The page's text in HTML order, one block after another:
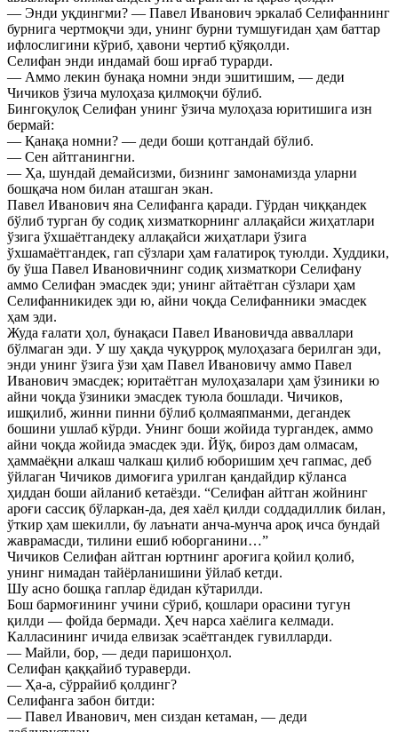
— Энди уқдингми? — Павел Иванович эркалаб Селифаннинг
бурнига чертмоқчи эди, унинг бурни тумшуғидан ҳам баттар
ифлослигини кўриб, ҳавони чертиб қўяқолди.
Селифан энди индамай бош ирғаб турарди.
— Аммо лекин бунақа номни энди эшитишим, — деди
Чичиков ўзича мулоҳаза қилмоқчи бўлиб.
Бингоқулоқ Селифан унинг ўзича мулоҳаза юритишига изн
бермай:
— Қанақа номни? — деди боши қотгандай бўлиб.
— Сен айтганингни.
— Ҳа, шундай демайсизми, бизнинг замонамизда уларни
бошқача ном билан аташган экан.
Павел Иванович яна Селифанга қаради. Гўрдан чиққандек
бўлиб турган бу содиқ хизматкорнинг аллақайси жиҳатлари
ўзига ўхшаётгандеку аллақайси жиҳатлари ўзига
ўхшамаётгандек, гап сўзлари ҳам ғалатироқ туюлди. Худдики,
бу ўша Павел Ивановичнинг содиқ хизматкори Селифану
аммо Селифан эмасдек эди; унинг айтаётган сўзлари ҳам
Селифанникидек эди ю, айни чоқда Селифанники эмасдек
ҳам эди.
Жуда ғалати ҳол, бунақаси Павел Ивановичда авваллари
бўлмаган эди. У шу ҳақда чуқурроқ мулоҳазага берилган эди,
энди унинг ўзига ўзи ҳам Павел Ивановичу аммо Павел
Иванович эмасдек; юритаётган мулоҳазалари ҳам ўзиники ю
айни чоқда ўзиники эмасдек туюла бошлади. Чичиков,
ишқилиб, жинни пинни бўлиб қолмаяпманми, дегандек
бошини ушлаб кўрди. Унинг боши жойида тургандек, аммо
айни чоқда жойида эмасдек эди. Йўқ, бироз дам олмасам,
ҳаммаёқни алкаш чалкаш қилиб юборишим ҳеч гапмас, деб
ўйлаган Чичиков димоғига урилган қандайдир кўланса
ҳиддан боши айланиб кетаёзди. “Селифан айтган жойнинг
ароғи сассиқ бўларкан-да, дея хаёл қилди соддадиллик билан,
ўткир ҳам шекилли, бу лаънати анча-мунча ароқ ичса бундай
жаврамасди, тилини ешиб юборганини…”
Чичиков Селифан айтган юртнинг ароғига қойил қолиб,
унинг нимадан тайёрланишини ўйлаб кетди.
Шу асно бошқа гаплар ёдидан кўтарилди.
Бош бармоғининг учини сўриб, қошлари орасини тугун
қилди — фойда бермади. Ҳеч нарса хаёлига келмади.
Калласининг ичида елвизак эсаётгандек гувилларди.
— Майли, бор, — деди паришонҳол.
Селифан қаққайиб тураверди.
— Ҳа-а, сўррайиб қолдинг?
Селифанга забон битди:
— Павел Иванович, мен сиздан кетаман, — деди